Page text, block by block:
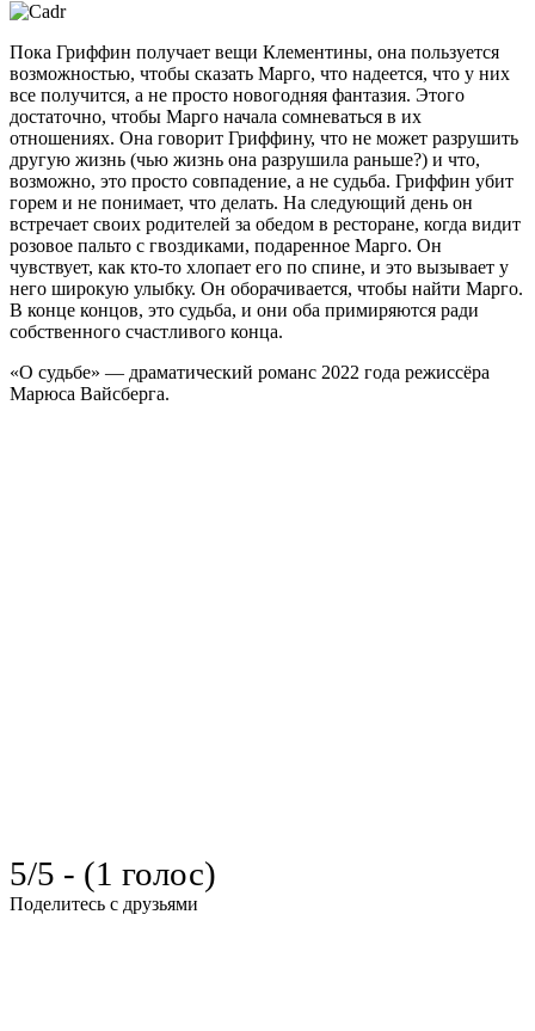
Пока Гриффин получает вещи Клементины, она пользуется
возможностью, чтобы сказать Марго, что надеется, что у них
все получится, а не просто новогодняя фантазия. Этого
достаточно, чтобы Марго начала сомневаться в их
отношениях. Она говорит Гриффину, что не может разрушить
другую жизнь (чью жизнь она разрушила раньше?) и что,
возможно, это просто совпадение, а не судьба. Гриффин убит
горем и не понимает, что делать. На следующий день он
встречает своих родителей за обедом в ресторане, когда видит
розовое пальто с гвоздиками, подаренное Марго. Он
чувствует, как кто-то хлопает его по спине, и это вызывает у
него широкую улыбку. Он оборачивается, чтобы найти Марго.
В конце концов, это судьба, и они оба примиряются ради
собственного счастливого конца.
«О судьбе» — драматический романс 2022 года режиссёра
Марюса Вайсберга.
5/5 - (1 голос)
Поделитесь с друзьями